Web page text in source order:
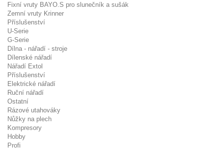
Fixní vruty BAYO.S pro slunečník a sušák
Zemní vruty Krinner
Příslušenství
U-Serie
G-Serie
Dílna - nářadí - stroje
Dílenské nářadí
Nářadí Extol
Příslušenství
Elektrické nářadí
Ruční nářadí
Ostatní
Rázové utahováky
Nůžky na plech
Kompresory
Hobby
Profi